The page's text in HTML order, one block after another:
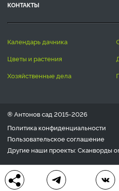
КОНТАКТЫ
календарь дачника
цветы и растения
хозяйственные дела
® Антонов сад 2015-2026
Политика конфиденциальности
Пользовательское соглашение
Другие наши проекты: Сканворды
Любое использование материала
письменного согласия редакции